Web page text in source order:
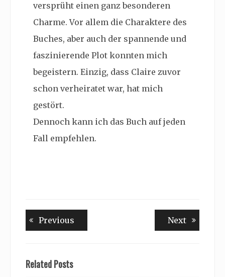
versprüht einen ganz besonderen
Charme. Vor allem die Charaktere des
Buches, aber auch der spannende und
faszinierende Plot konnten mich
begeistern. Einzig, dass Claire zuvor
schon verheiratet war, hat mich
gestört.
Dennoch kann ich das Buch auf jeden
Fall empfehlen.
Beitragsnavigation
Previous NextNext
Related Posts